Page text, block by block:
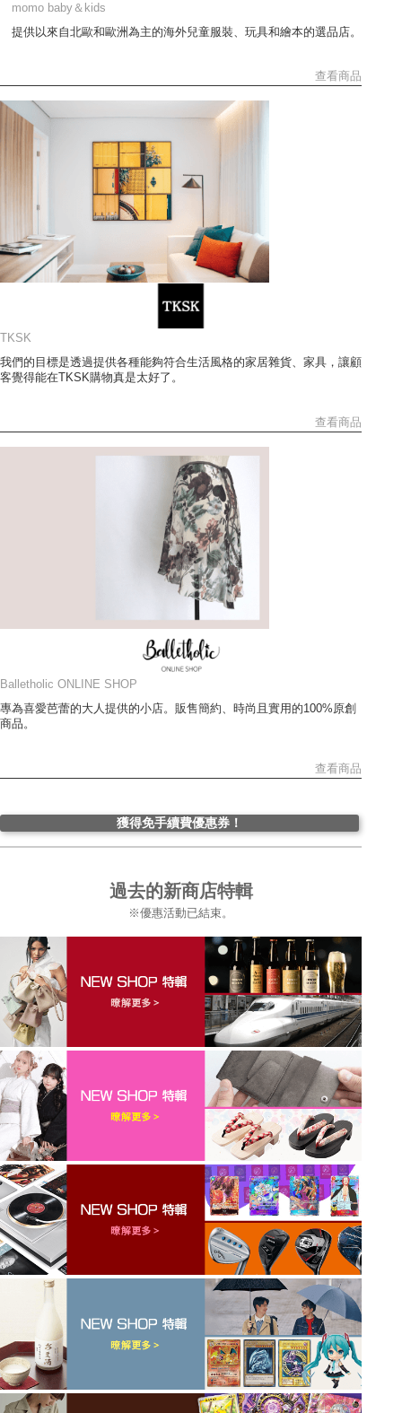
momo baby＆kids
提供以來自北歐和歐洲為主的海外兒童服裝、玩具和繪本的選品店。
查看商品
TKSK
我們的目標是透過提供各種能夠符合生活風格的家居雜貨、家具，讓顧
客覺得能在TKSK購物真是太好了。
查看商品
Balletholic ONLINE SHOP
專為喜愛芭蕾的大人提供的小店。販售簡約、時尚且實用的100%原創
商品。
查看商品
獲得免手續費優惠券！
過去的新商店特輯
※優惠活動已結束。